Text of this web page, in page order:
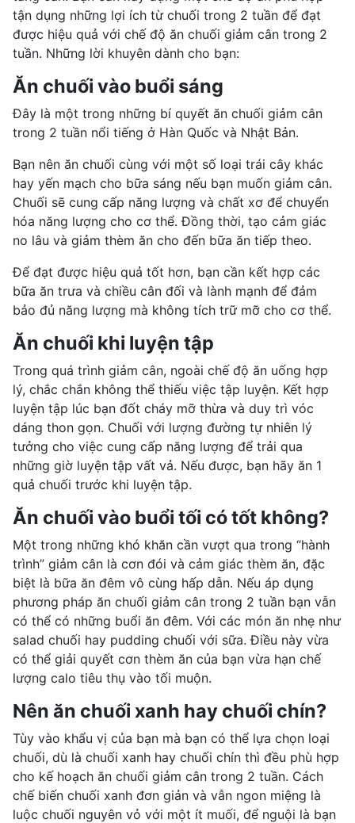
tận dụng những lợi ích từ chuối trong 2 tuần để đạt
được hiệu quả với chế độ ăn chuối giảm cân trong 2
tuần. Những lời khuyên dành cho bạn:
Ăn chuối vào buổi sáng
Đây là một trong những bí quyết ăn chuối giảm cân
trong 2 tuần nổi tiếng ở Hàn Quốc và Nhật Bản.
Bạn nên ăn chuối cùng với một số loại trái cây khác
hay yến mạch cho bữa sáng nếu bạn muốn giảm cân.
Chuối sẽ cung cấp năng lượng và chất xơ để chuyển
hóa năng lượng cho cơ thể. Đồng thời, tạo cảm giác
no lâu và giảm thèm ăn cho đến bữa ăn tiếp theo.
Để đạt được hiệu quả tốt hơn, bạn cần kết hợp các
bữa ăn trưa và chiều cân đối và lành mạnh để đảm
bảo đủ năng lượng mà không tích trữ mỡ cho cơ thể.
Ăn chuối khi luyện tập
Trong quá trình giảm cân, ngoài chế độ ăn uống hợp
lý, chắc chắn không thể thiếu việc tập luyện. Kết hợp
luyện tập lúc bạn đốt cháy mỡ thừa và duy trì vóc
dáng thon gọn. Chuối với lượng đường tự nhiên lý
tưởng cho việc cung cấp năng lượng để trải qua
những giờ luyện tập vất vả. Nếu được, bạn hãy ăn 1
quả chuối trước khi luyện tập.
Ăn chuối vào buổi tối có tốt không?
Một trong những khó khăn cần vượt qua trong “hành
trình” giảm cân là cơn đói và cảm giác thèm ăn, đặc
biệt là bữa ăn đêm vô cùng hấp dẫn. Nếu áp dụng
phương pháp ăn chuối giảm cân trong 2 tuần bạn vẫn
có thể có những buổi ăn đêm. Với các món ăn nhẹ như
salad chuối hay pudding chuối với sữa. Điều này vừa
có thể giải quyết cơn thèm ăn của bạn vừa hạn chế
lượng calo tiêu thụ vào tối muộn.
Nên ăn chuối xanh hay chuối chín?
Tùy vào khẩu vị của bạn mà bạn có thể lựa chọn loại
chuối, dù là chuối xanh hay chuối chín thì đều phù hợp
cho kế hoạch ăn chuối giảm cân trong 2 tuần. Cách
chế biến chuối xanh đơn giản và vẫn ngon miệng là
luộc chuối nguyên vỏ với một ít muối, để nguội là bạn